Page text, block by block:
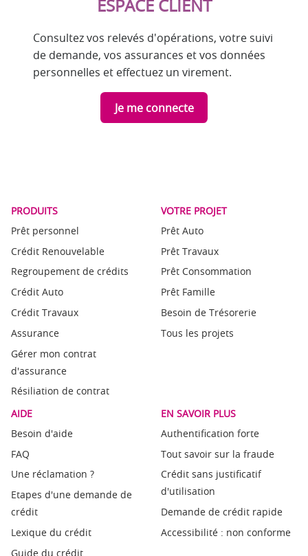
ESPACE CLIENT
Consultez vos relevés d'opérations, votre suivi
de demande, vos assurances et vos données
personnelles et effectuez un virement.
Je me connecte
PRODUITS
Prêt personnel
Crédit Renouvelable
Regroupement de crédits
Crédit Auto
Crédit Travaux
Assurance
Gérer mon contrat
d'assurance
Résiliation de contrat
VOTRE PROJET
Prêt Auto
Prêt Travaux
Prêt Consommation
Prêt Famille
Besoin de Trésorerie
Tous les projets
AIDE
Besoin d'aide
FAQ
Une réclamation ?
Etapes d'une demande de
crédit
Lexique du crédit
Guide du crédit
EN SAVOIR PLUS
Authentification forte
Tout savoir sur la fraude
Crédit sans justificatif
d'utilisation
Demande de crédit rapide
Accessibilité : non conforme